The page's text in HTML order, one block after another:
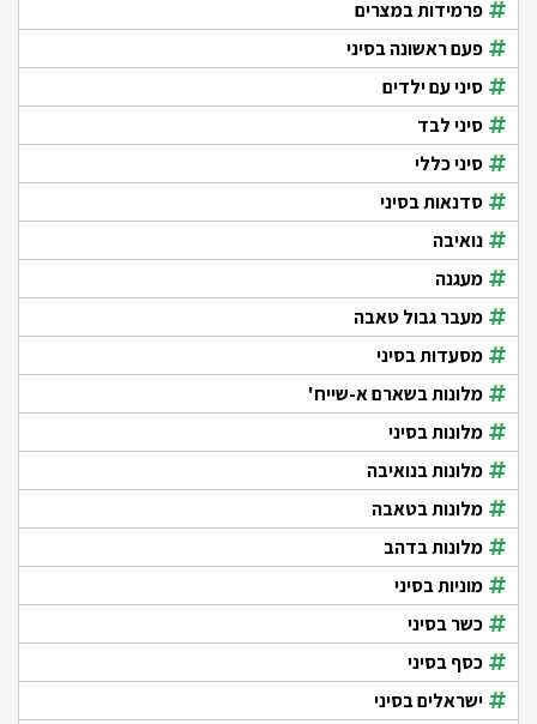
פרמידות במצרים
פעם ראשונה בסיני
סיני עם ילדים
סיני לבד
סיני כללי
סדנאות בסיני
נואיבה
מעגנה
מעבר גבול טאבה
מסעדות בסיני
מלונות בשארם א-שייח'
מלונות בסיני
מלונות בנואיבה
מלונות בטאבה
מלונות בדהב
מוניות בסיני
כשר בסיני
כסף בסיני
ישראלים בסיני